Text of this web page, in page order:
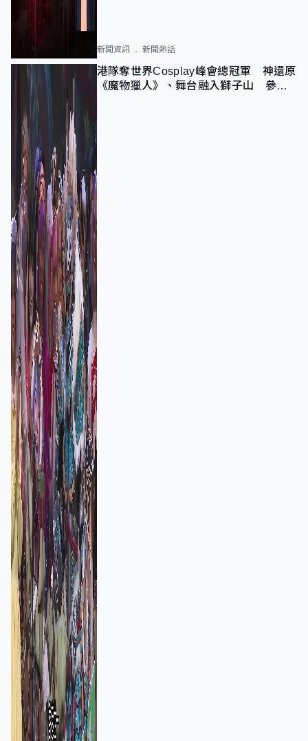
新聞資訊 新聞熱話
港隊奪世界Cosplay峰會總冠軍 神還原
《魔物獵人》、舞台融入獅子山 參賽